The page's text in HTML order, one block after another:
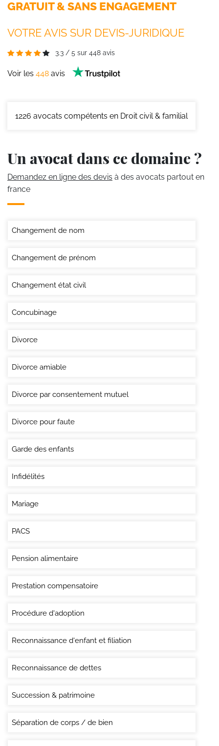
GRATUIT & SANS ENGAGEMENT
VOTRE AVIS SUR DEVIS-JURIDIQUE
3.3 / 5 sur 448 avis
Voir les 448 avis
1226 avocats compétents en Droit civil & familial
Un avocat dans ce domaine ?
Demandez en ligne des devis à des avocats partout en
france
Changement de nom
Changement de prénom
Changement état civil
Concubinage
Divorce
Divorce amiable
Divorce par consentement mutuel
Divorce pour faute
Garde des enfants
Infidélités
Mariage
PACS
Pension alimentaire
Prestation compensatoire
Procédure d'adoption
Reconnaissance d'enfant et filiation
Reconnaissance de dettes
Succession & patrimoine
Séparation de corps / de bien